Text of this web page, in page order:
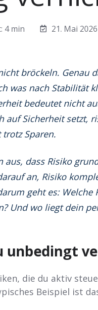
4 min 21. Mai 2026
bröckeln. Genau
was nach Stabilität
bedeutet nicht
auf Sicherheit setzt,
Sparen.
aus, dass Risiko
an, Risiko
geht es: Welche
Und wo liegt dein
unbedingt
die du aktiv
Beispiel ist